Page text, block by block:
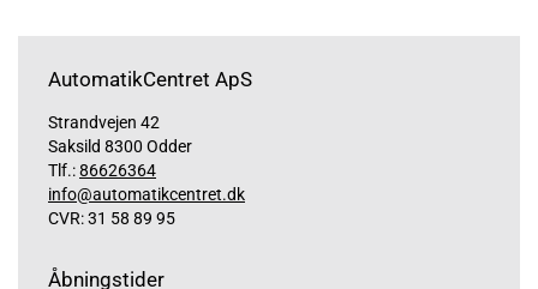
AutomatikCentret ApS
Strandvejen 42
Saksild 8300 Odder
Tlf.:86626364
info@automatikcentret.dk
CVR: 31 58 89 95
Åbningstider